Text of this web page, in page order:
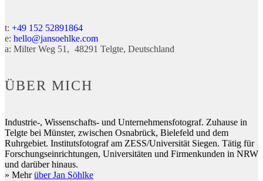
t: +49 152 52891864
e: hello@jansoehlke.com
a: Milter Weg 51 48291 Telgte Deutschland
ÜBER MICH
Industrie-, Wissenschafts- und Unternehmensfotograf. Zuhause in
Telgte bei Münster, zwischen Osnabrück, Bielefeld und dem
Ruhrgebiet. Institutsfotograf am ZESS/Universität Siegen. Tätig für
Forschungseinrichtungen, Universitäten und Firmenkunden in NRW
und darüber hinaus.
» Mehrüber Jan Söhlke